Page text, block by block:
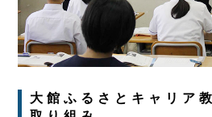
大館ふるさとキャリア